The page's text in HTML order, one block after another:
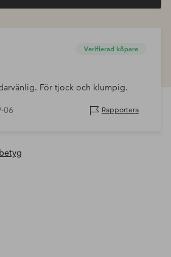
Verifierad köpare
För tjock och klumpig.
06 Rapportera